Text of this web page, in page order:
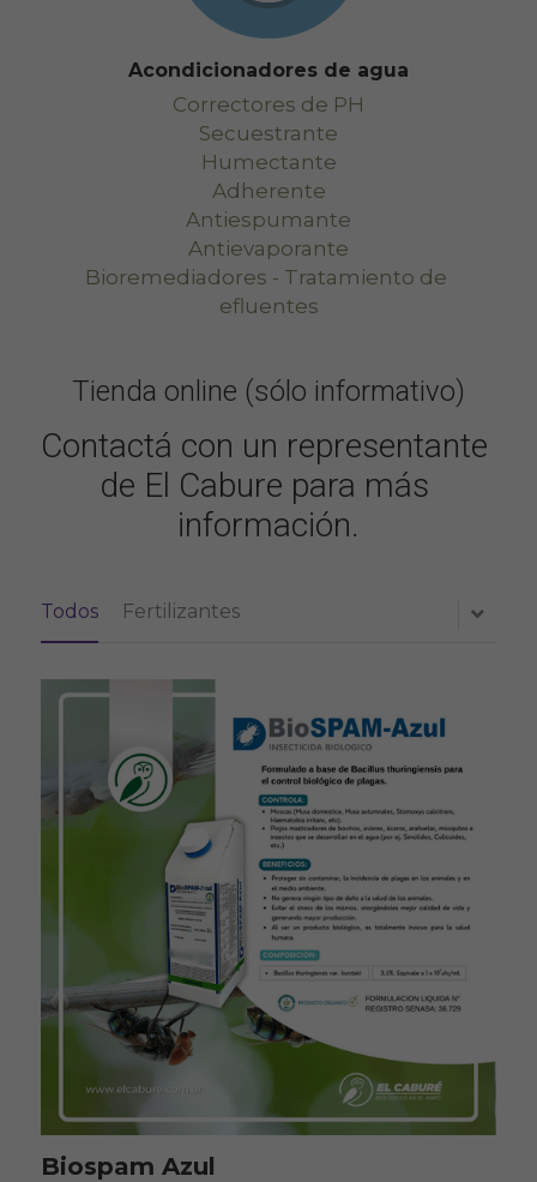
Acondicionadores de agua
Correctores de PH
Secuestrante
Humectante
Adherente
Antiespumante
Antievaporante
Bioremediadores - Tratamiento de
efluentes
Tienda online (sólo informativo)
Contactá con un representante
de El Cabure para más
información.
Todos Fertilizantes
Biospam Azul